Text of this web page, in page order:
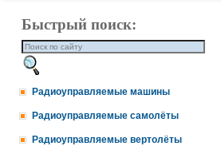
Быстрый поиск:
Радиоуправляемые машины
Радиоуправляемые самолёты
Радиоуправляемые вертолёты